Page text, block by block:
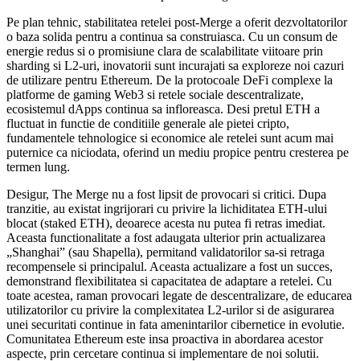
Pe plan tehnic, stabilitatea retelei post-Merge a oferit dezvoltatorilor
o baza solida pentru a continua sa construiasca. Cu un consum de
energie redus si o promisiune clara de scalabilitate viitoare prin
sharding si L2-uri, inovatorii sunt incurajati sa exploreze noi cazuri
de utilizare pentru Ethereum. De la protocoale DeFi complexe la
platforme de gaming Web3 si retele sociale descentralizate,
ecosistemul dApps continua sa infloreasca. Desi pretul ETH a
fluctuat in functie de conditiile generale ale pietei cripto,
fundamentele tehnologice si economice ale retelei sunt acum mai
puternice ca niciodata, oferind un mediu propice pentru cresterea pe
termen lung.
Desigur, The Merge nu a fost lipsit de provocari si critici. Dupa
tranzitie, au existat ingrijorari cu privire la lichiditatea ETH-ului
blocat (staked ETH), deoarece acesta nu putea fi retras imediat.
Aceasta functionalitate a fost adaugata ulterior prin actualizarea
„Shanghai” (sau Shapella), permitand validatorilor sa-si retraga
recompensele si principalul. Aceasta actualizare a fost un succes,
demonstrand flexibilitatea si capacitatea de adaptare a retelei. Cu
toate acestea, raman provocari legate de descentralizare, de educarea
utilizatorilor cu privire la complexitatea L2-urilor si de asigurarea
unei securitati continue in fata amenintarilor cibernetice in evolutie.
Comunitatea Ethereum este insa proactiva in abordarea acestor
aspecte, prin cercetare continua si implementare de noi solutii.